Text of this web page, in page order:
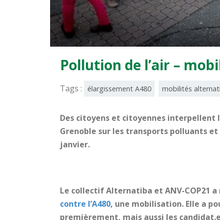
Pollution de l’air –
Tags : élargissement A480 mobilités
Des citoyens et citoyennes interpellent
Grenoble sur les transports polluants
janvier.
Le collectif Alternatiba et ANV-COP21
contre l’A480, une mobilisation. Elle a
premièrement, mais aussi les